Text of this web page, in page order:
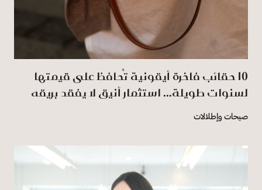
‏10‏‎ ‎حقائب فاخرة أيقونية تُحافظ على قيمتها
لسنوات طويلة... استثمار أنيق لا يفقد بريقه
صيحات وإطلالات